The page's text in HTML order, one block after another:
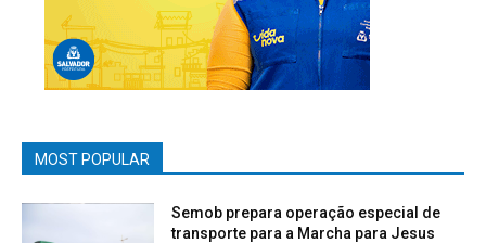
MOST POPULAR
Semob prepara operação especial de
transporte para a Marcha para Jesus